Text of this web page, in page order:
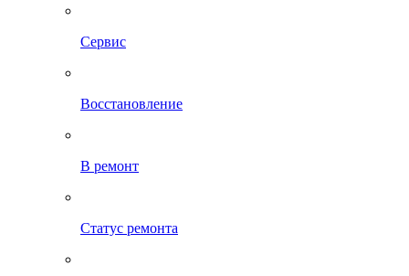
Сервис
Восстановление
В ремонт
Статус ремонта